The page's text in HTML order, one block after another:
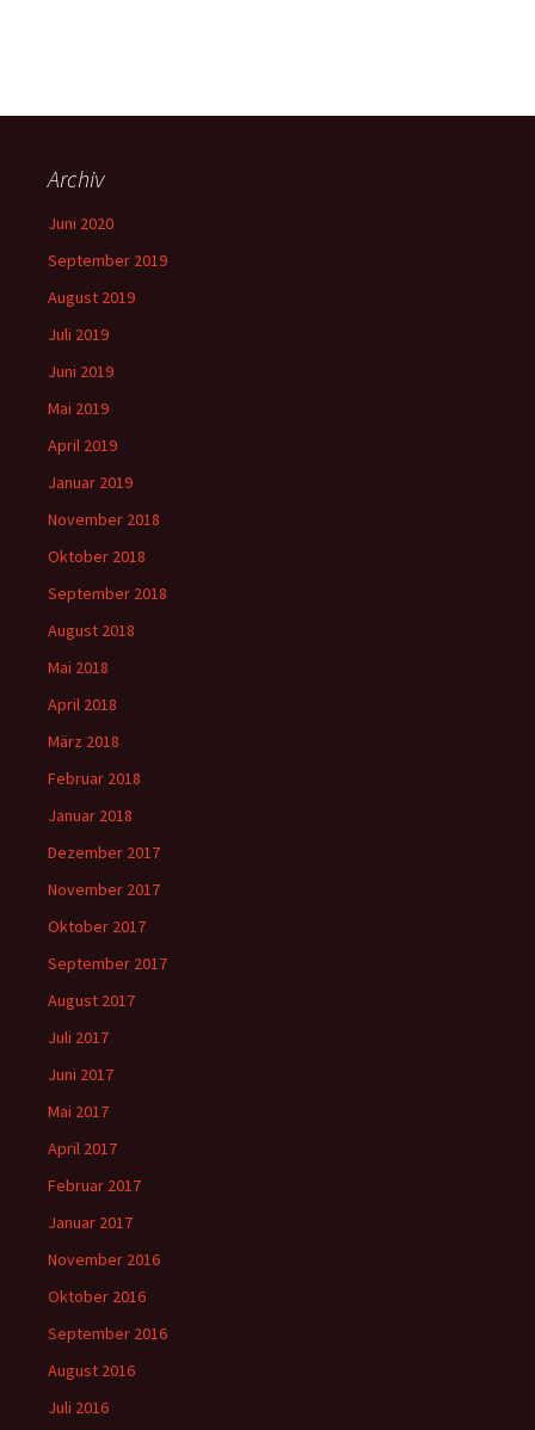
Archiv
Juni 2020
September 2019
August 2019
Juli 2019
Juni 2019
Mai 2019
April 2019
Januar 2019
November 2018
Oktober 2018
September 2018
August 2018
Mai 2018
April 2018
März 2018
Februar 2018
Januar 2018
Dezember 2017
November 2017
Oktober 2017
September 2017
August 2017
Juli 2017
Juni 2017
Mai 2017
April 2017
Februar 2017
Januar 2017
November 2016
Oktober 2016
September 2016
August 2016
Juli 2016